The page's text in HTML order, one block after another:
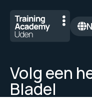
Volg een
Bladel